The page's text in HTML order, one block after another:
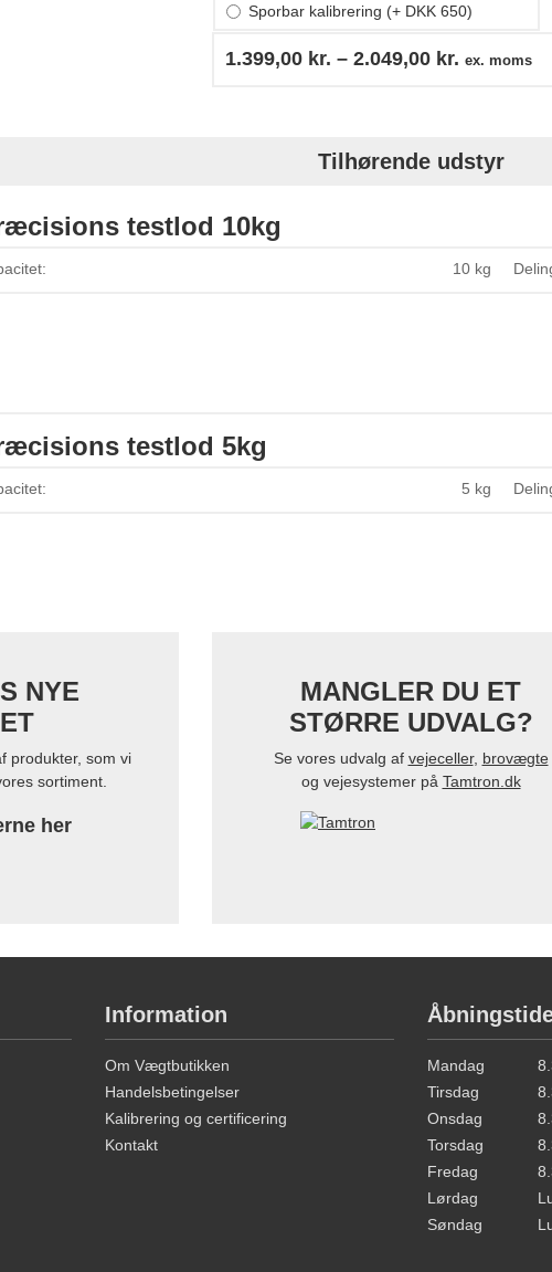
Sporbar kalibrering (+ DKK 650)
1.399,00 kr. – 2.049,00 kr. ex. moms
Tilhørende udstyr
testlod 10kg
10 kg
testlod 5kg
5 kg
NYE
produkter, som vi
sortiment.
her
MANGLER DU ET
STØRRE UDVALG?
Se vores udvalg af vejeceller, brovægte
og vejesystemer på Tamtron.dk
Information
Om Vægtbutikken
Handelsbetingelser
Kalibrering og certificering
Kontakt
Mandag
Tirsdag
Onsdag
Torsdag
Fredag
Lørdag
Søndag